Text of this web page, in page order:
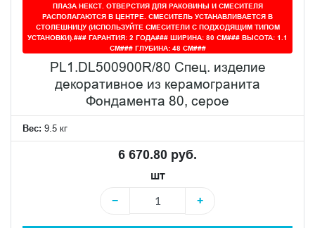
ПЛАЗА НЕКСТ. ОТВЕРСТИЯ ДЛЯ РАКОВИНЫ И СМЕСИТЕЛЯ
РАСПОЛАГАЮТСЯ В ЦЕНТРЕ. СМЕСИТЕЛЬ УСТАНАВЛИВАЕТСЯ В
СТОЛЕШНИЦУ (ИСПОЛЬЗУЙТЕ СМЕСИТЕЛИ С ПОДХОДЯЩИМ ТИПОМ
УСТАНОВКИ).### ГАРАНТИЯ: 2 ГОДА### ШИРИНА: 80 СМ### ВЫСОТА: 1.1
СМ### ГЛУБИНА: 48 СМ###
PL1.DL500900R/80 Спец. изделие
декоративное из керамогранита
Фондамента 80, серое
Вес: 9.5 кг
6 670.80 руб.
шт
−
+